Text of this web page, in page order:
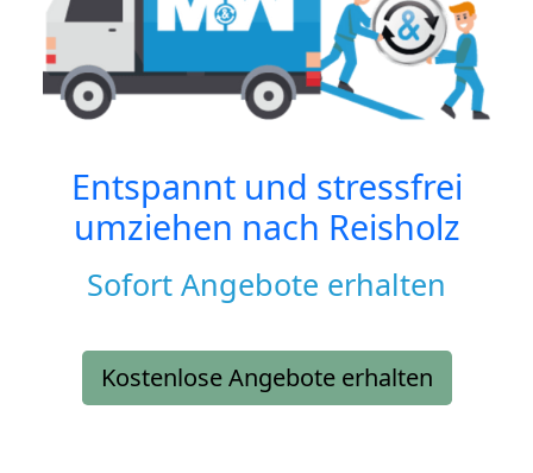
Entspannt und stressfrei
umziehen nach Reisholz
Sofort Angebote erhalten
Kostenlose Angebote erhalten